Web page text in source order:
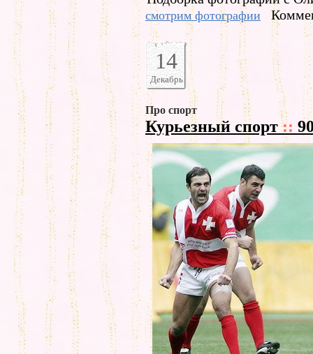
смотрим фотографии
14
Декабрь
Про спорт
Курьезный спорт::